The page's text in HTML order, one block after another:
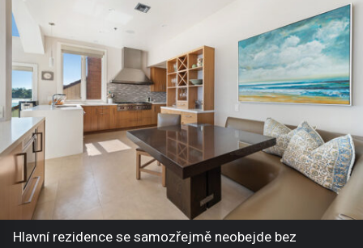
Hlavní rezidence se samozřejmě neobejde bez